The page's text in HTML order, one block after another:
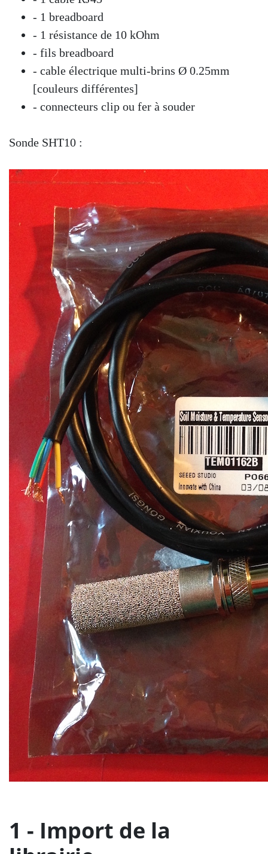
- 1 breadboard
- 1 résistance de 10 kOhm
- fils breadboard
- cable électrique multi-brins Ø 0.25mm
[couleurs différentes]
- connecteurs clip ou fer à souder
Sonde SHT10 :
1 - Import de la